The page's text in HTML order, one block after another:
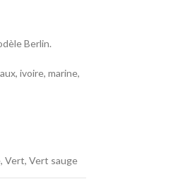
Berlin.
ivoire, marine,
, Vert, Vert sauge